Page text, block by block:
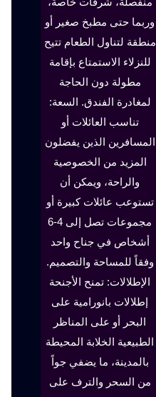
وربما حتى مطبخ صغير أو
منطقة لتناول الطعام تتيح
للنزلاء الاستمتاع بإقامة
مطولة دون الحاجة
لمغادرة الفندق. السعة:
تناسب العائلات أو
المسافرين الذين يفضلون
المزيد من الخصوصية
والراحة، ويمكن أن
تستوعب عائلات كبيرة أو
مجموعات تصل إلى 4-6
أشخاص في جناح واحد
وفقاً للمساحة والتصميم.
الإطلالات: تمنح الأجنحة
إطلالات بانورامية على
البحر أو على المناظر
الطبيعية الخلابة المحيطة
بالمدينة، ما يضفي جواً
من السحر والترف على